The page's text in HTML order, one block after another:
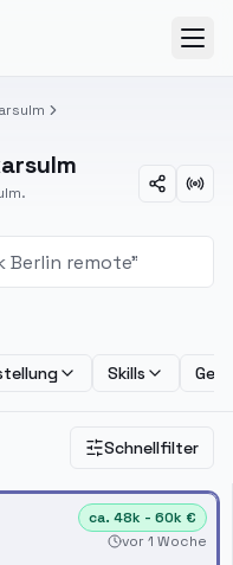
Skills
Schnellfilter
ca. 48k - 60k €
vor 1 Woche